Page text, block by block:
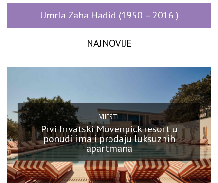
Umrla Zaha Hadid (1950. – 2016.)
NAJNOVIJE
VIJESTI
Prvi hrvatski Mövenpick resort u
ponudi ima i prodaju luksuznih
apartmana